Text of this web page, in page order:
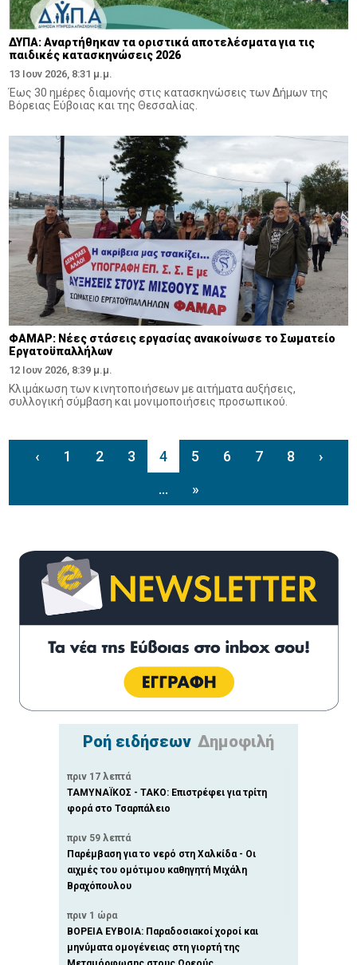
ΔΥΠΑ: Αναρτήθηκαν τα οριστικά αποτελέσματα για τις
παιδικές κατασκηνώσεις 2026
13 Ιουν 2026, 8:31 μ.μ.
Έως 30 ημέρες διαμονής στις κατασκηνώσεις των Δήμων της
Βόρειας Εύβοιας και της Θεσσαλίας.
ΦΑΜΑΡ: Νέες στάσεις εργασίας ανακοίνωσε το Σωματείο
Εργατοϋπαλλήλων
12 Ιουν 2026, 8:39 μ.μ.
Κλιμάκωση των κινητοποιήσεων με αιτήματα αυξήσεις,
συλλογική σύμβαση και μονιμοποιήσεις προσωπικού.
‹ 1 2 3 4 5 6 7 8
›
...
»
Ροή ειδήσεων Δημοφιλή
πριν 17 λεπτά
ΤΑΜΥΝΑΪΚΟΣ - ΤΑΚΟ: Επιστρέφει για τρίτη
φορά στο Τσαρπάλειο
πριν 59 λεπτά
Παρέμβαση για το νερό στη Χαλκίδα - Οι
αιχμές του ομότιμου καθηγητή Μιχάλη
Βραχόπουλου
πριν 1 ώρα
ΒΟΡΕΙΑ ΕΥΒΟΙΑ: Παραδοσιακοί χοροί και
μηνύματα ομογένειας στη γιορτή της